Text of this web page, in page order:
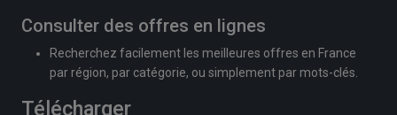
Consulter des offres en lignes
Recherchez facilement les meilleures offres en France
par région, par catégorie, ou simplement par mots-clés.
Télécharger